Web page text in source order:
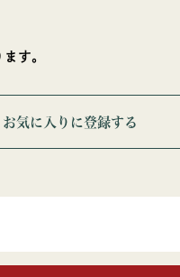
す。
お気に入りに登録する